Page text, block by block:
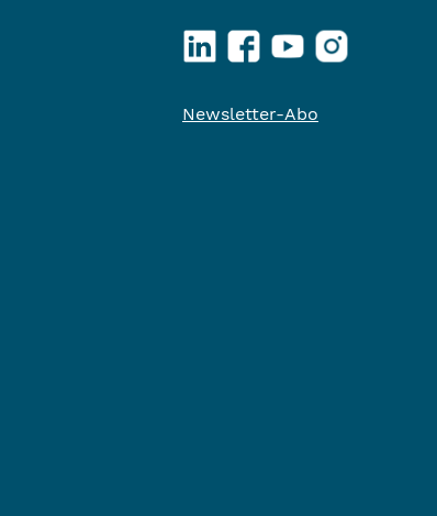
LinkedInFacebookYouTubeInstagram
Newsletter-Abo